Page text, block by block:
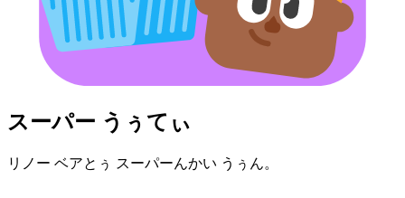
スーパー うぅてぃ
リノー ベア⁠とぅ スーパー⁠んかい うぅん。